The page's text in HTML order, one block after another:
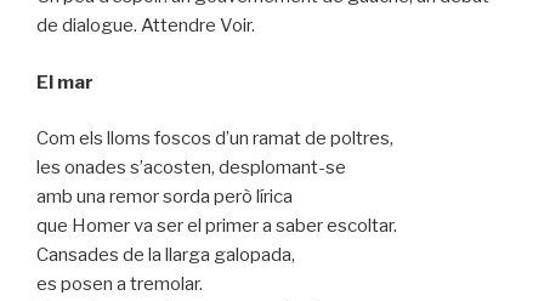
de dialogue. Attendre Voir.
El mar
Com els lloms foscos d’un ramat de poltres,
les onades s’acosten, desplomant-se
amb una remor sorda però lírica
que Homer va ser el primer a saber escoltar.
Cansades de la llarga galopada,
es posen a tremolar.